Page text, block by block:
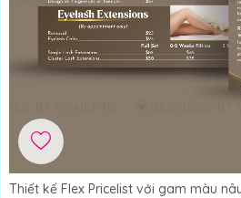
Thiết kế Flex Pricelist với gam màu